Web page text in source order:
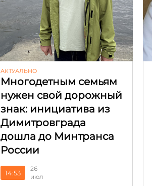
АКТУАЛЬНО
Многодетным семьям
нужен свой дорожный
знак: инициатива из
Димитровграда
дошла до Минтранса
России
14:53
26
июл